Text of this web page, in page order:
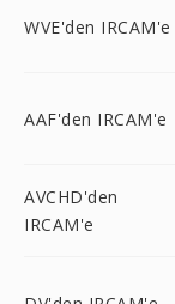
WVE'den IRCAM'e
AAF'den IRCAM'e
AVCHD'den
IRCAM'e